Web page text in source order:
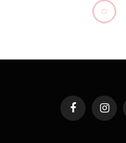
Tuzli
Podijeli